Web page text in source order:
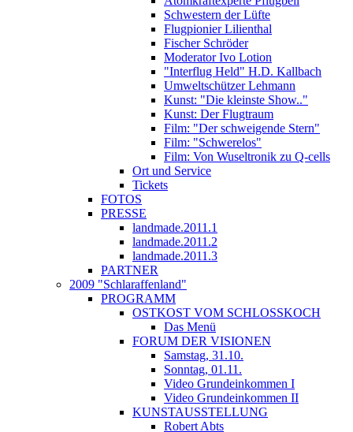
Schwestern der Lüfte
Flugpionier Lilienthal
Fischer Schröder
Moderator Ivo Lotion
"Interflug Held" H.D. Kallbach
Umweltschützer Lehmann
Kunst: "Die kleinste Show.."
Kunst: Der Flugtraum
Film: "Der schweigende Stern"
Film: "Schwerelos"
Film: Von Wuseltronik zu Q-cells
Ort und Service
Tickets
FOTOS
PRESSE
landmade.2011.1
landmade.2011.2
landmade.2011.3
PARTNER
2009 "Schlaraffenland"
PROGRAMM
OSTKOST VOM SCHLOSSKOCH
Das Menü
FORUM DER VISIONEN
Samstag, 31.10.
Sonntag, 01.11.
Video Grundeinkommen I
Video Grundeinkommen II
KUNSTAUSSTELLUNG
Robert Abts